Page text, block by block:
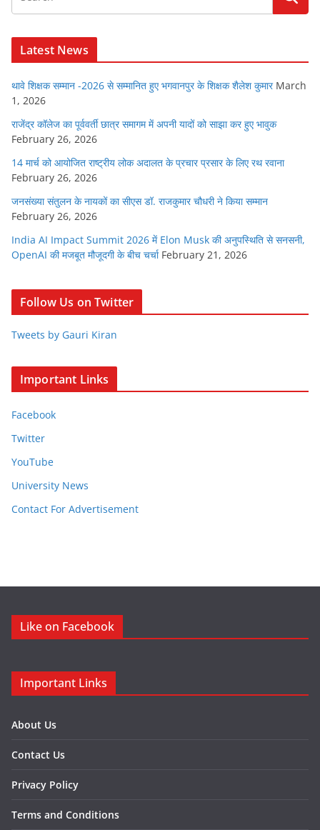
Latest News
थावे शिक्षक सम्मान -2026 से सम्मानित हुए भगवानपुर के शिक्षक शैलेश कुमार March
1, 2026
राजेंद्र कॉलेज का पूर्ववर्ती छात्र समागम में अपनी यादों को साझा कर हुए भावुक
February 26, 2026
14 मार्च को आयोजित राष्ट्रीय लोक अदालत के प्रचार प्रसार के लिए रथ रवाना
February 26, 2026
जनसंख्या संतुलन के नायकों का सीएस डॉ. राजकुमार चौधरी ने किया सम्मान
February 26, 2026
India AI Impact Summit 2026 में Elon Musk की अनुपस्थिति से सनसनी,
OpenAI की मजबूत मौजूदगी के बीच चर्चा February 21, 2026
Follow Us on Twitter
Tweets by Gauri Kiran
Important Links
Facebook
Twitter
YouTube
University News
Contact For Advertisement
Like on Facebook
Important Links
About Us
Contact Us
Privacy Policy
Terms and Conditions